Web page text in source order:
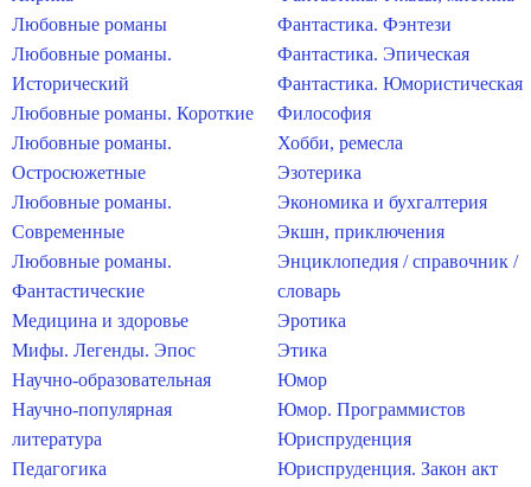
Любовные романы
Любовные романы.
Исторический
Любовные романы. Короткие
Любовные романы.
Остросюжетные
Любовные романы.
Современные
Любовные романы.
Фантастические
Медицина и здоровье
Мифы. Легенды. Эпос
Научно-образовательная
Научно-популярная
литература
Педагогика
Фантастика. Фэнтези
Фантастика. Эпическая
Фантастика. Юмористическая
Философия
Хобби, ремесла
Эзотерика
Экономика и бухгалтерия
Экшн, приключения
Энциклопедия / справочник /
словарь
Эротика
Этика
Юмор
Юмор. Программистов
Юриспруденция
Юриспруденция. Закон акт